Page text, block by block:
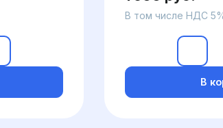
В том числе НДС
В